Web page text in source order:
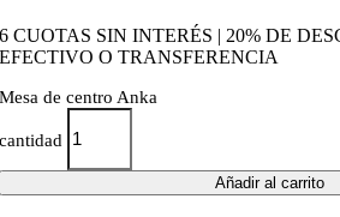
6 CUOTAS SIN INTERÉS | 20% DE
EFECTIVO O TRANSFERENCIA
Mesa de centro Anka
cantidad
Añadir al carrito